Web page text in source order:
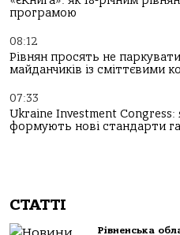
програмою
08:12
Рівнян просять не паркувати
майданчиків із сміттєвими
07:33
Ukraine Investment Congress:
формують нові стандарти
СТАТТІ
Рівненська